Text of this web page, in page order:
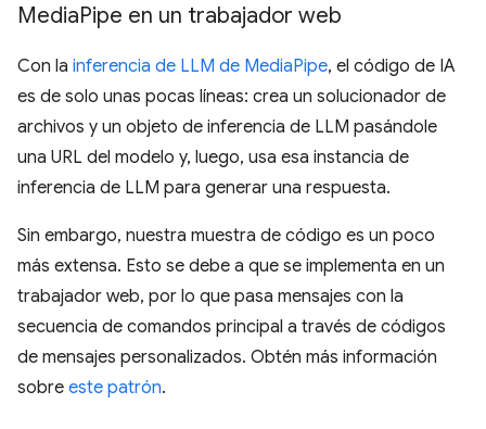
MediaPipe en un trabajador web
Con la inferencia de LLM de MediaPipe, el código de IA
es de solo unas pocas líneas: crea un solucionador de
archivos y un objeto de inferencia de LLM pasándole
una URL del modelo y, luego, usa esa instancia de
inferencia de LLM para generar una respuesta.
Sin embargo, nuestra muestra de código es un poco
más extensa. Esto se debe a que se implementa en un
trabajador web, por lo que pasa mensajes con la
secuencia de comandos principal a través de códigos
de mensajes personalizados. Obtén más información
sobre este patrón.